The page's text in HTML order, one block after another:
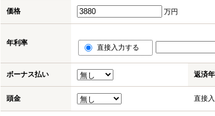
価格 万円
年利率
直接入力する
ボーナス払い 返済
頭金 直接